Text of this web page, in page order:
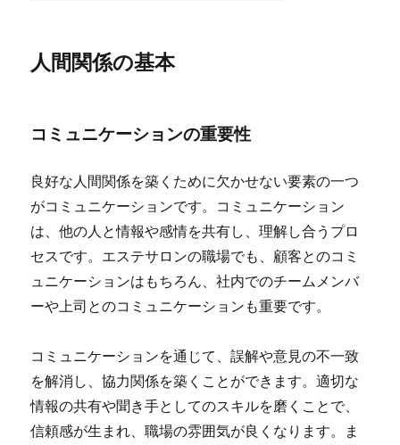
人間関係の基本
コミュニケーションの重要性
良好な人間関係を築くために欠かせない要素の一つ
がコミュニケーションです。コミュニケーション
は、他の人と情報や感情を共有し、理解し合うプロ
セスです。エステサロンの職場でも、顧客とのコミ
ュニケーションはもちろん、社内でのチームメンバ
ーや上司とのコミュニケーションも重要です。
コミュニケーションを通じて、誤解や意見の不一致
を解消し、協力関係を築くことができます。適切な
情報の共有や聞き手としてのスキルを磨くことで、
信頼感が生まれ、職場の雰囲気が良くなります。ま